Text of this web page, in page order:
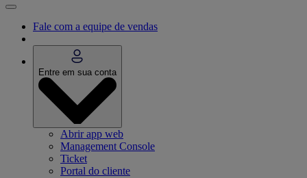
Fale com a equipe de vendas
Entre em sua conta
Abrir app web
Management Console
Ticket
Portal do cliente